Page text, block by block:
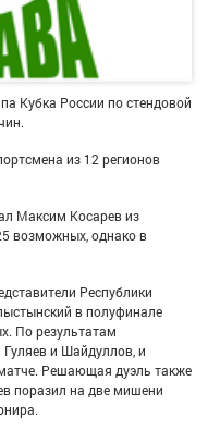
Кубка России по стендовой
из 12 регионов
Максим Косарев из
возможных, однако в
Республики
в полуфинале
По результатам
и Шайдуллов, и
Решающая дуэль также
поразил на две мишени